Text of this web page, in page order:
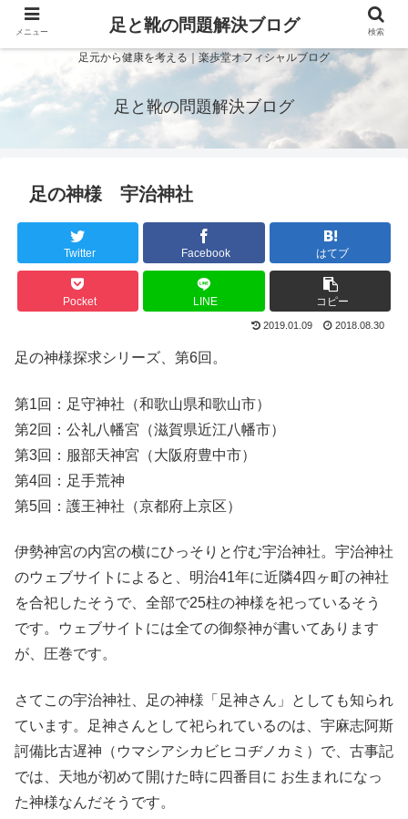
足元から健康を考える｜楽歩堂オフィシャルブログ
足と靴の問題解決ブログ
足の神様 宇治神社
Twitter Facebook はてブ
Pocket LINE コピー
2019.01.09 2018.08.30
足の神様探求シリーズ、第6回。
第1回：足守神社（和歌山県和歌山市）
第2回：公礼八幡宮（滋賀県近江八幡市）
第3回：服部天神宮（大阪府豊中市）
第4回：足手荒神
第5回：護王神社（京都府上京区）
伊勢神宮の内宮の横にひっそりと佇む宇治神社。宇治神社
のウェブサイトによると、明治41年に近隣4四ヶ町の神社
を合祀したそうで、全部で25柱の神様を祀っているそう
です。ウェブサイトには全ての御祭神が書いてあります
が、圧巻です。
さてこの宇治神社、足の神様「足神さん」としても知られ
ています。足神さんとして祀られているのは、宇麻志阿斯
訶備比古遅神（ウマシアシカビヒコヂノカミ）で、古事記
では、天地が初めて開けた時に四番目に お生まれになっ
た神様なんだそうです。
メニュー 足と靴の問題解決ブログ 検索